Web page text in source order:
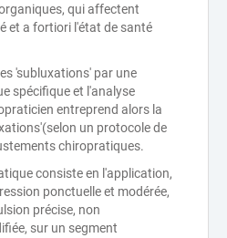
qui affectent
et a fortiori l'état de santé
'subluxations' par une
spécifique et l'analyse
entreprend alors la
un protocole de
chiropratiques.
consiste en l'application,
ponctuelle et modérée,
précise, non
sur un segment